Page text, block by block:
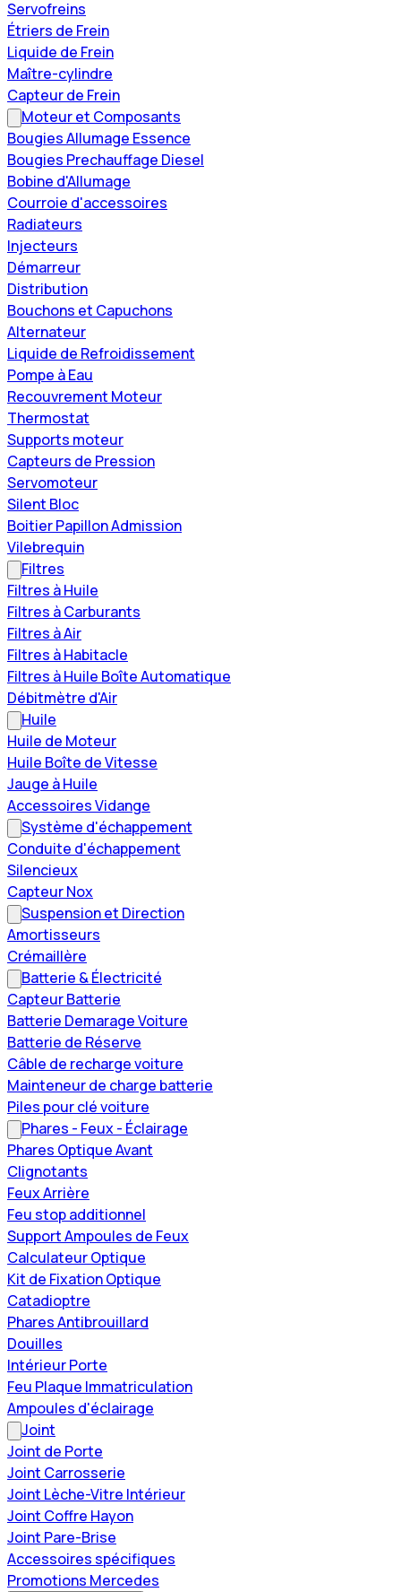
Servofreins
Étriers de Frein
Liquide de Frein
Maître-cylindre
Capteur de Frein
Moteur et Composants
Bougies Allumage Essence
Bougies Prechauffage Diesel
Bobine d'Allumage
Courroie d'accessoires
Radiateurs
Injecteurs
Démarreur
Distribution
Bouchons et Capuchons
Alternateur
Liquide de Refroidissement
Pompe à Eau
Recouvrement Moteur
Thermostat
Supports moteur
Capteurs de Pression
Servomoteur
Silent Bloc
Boitier Papillon Admission
Vilebrequin
Filtres
Filtres à Huile
Filtres à Carburants
Filtres à Air
Filtres à Habitacle
Filtres à Huile Boîte Automatique
Débitmètre d'Air
Huile
Huile de Moteur
Huile Boîte de Vitesse
Jauge à Huile
Accessoires Vidange
Système d'échappement
Conduite d'échappement
Silencieux
Capteur Nox
Suspension et Direction
Amortisseurs
Crémaillère
Batterie & Électricité
Capteur Batterie
Batterie Demarage Voiture
Batterie de Réserve
Câble de recharge voiture
Mainteneur de charge batterie
Piles pour clé voiture
Phares - Feux - Éclairage
Phares Optique Avant
Clignotants
Feux Arrière
Feu stop additionnel
Support Ampoules de Feux
Calculateur Optique
Kit de Fixation Optique
Catadioptre
Phares Antibrouillard
Douilles
Intérieur Porte
Feu Plaque Immatriculation
Ampoules d'éclairage
Joint
Joint de Porte
Joint Carrosserie
Joint Lèche-Vitre Intérieur
Joint Coffre Hayon
Joint Pare-Brise
Accessoires spécifiques
Promotions Mercedes